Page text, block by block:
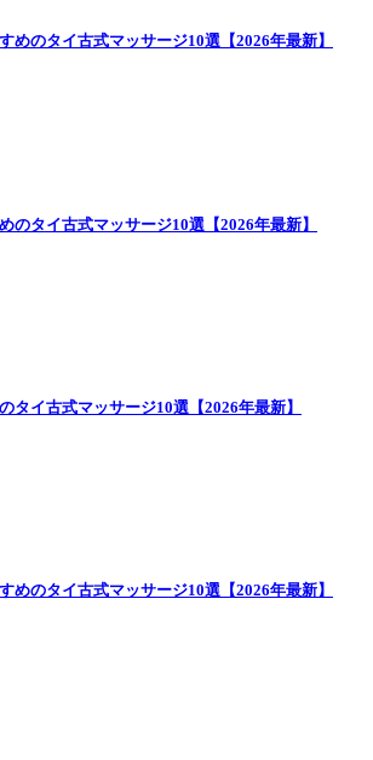
めのタイ古式マッサージ10選【2026年最新】
のタイ古式マッサージ10選【2026年最新】
タイ古式マッサージ10選【2026年最新】
めのタイ古式マッサージ10選【2026年最新】